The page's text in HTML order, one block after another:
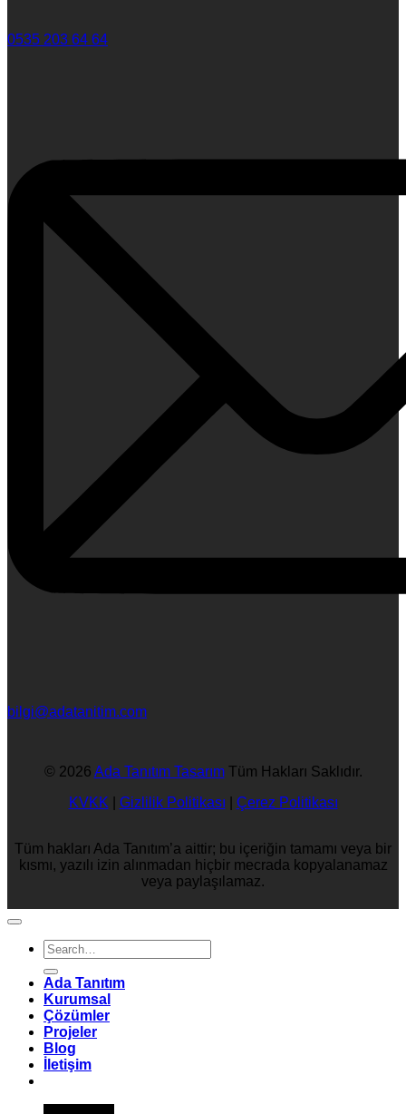
0535 203 64 64
bilgi@adatanitim.com
© 2026 Ada Tanıtım TasarımTüm Hakları Saklıdır.
KVKK
Gizlilik Politikası Çerez Politikası
Tüm hakları Ada Tanıtım’a aittir; bu içeriğin tamamı veya bir
kısmı, yazılı izin alınmadan hiçbir mecrada kopyalanamaz
veya paylaşılamaz.
Ada Tanıtım
Kurumsal
Çözümler
Projeler
Blog
İletişim